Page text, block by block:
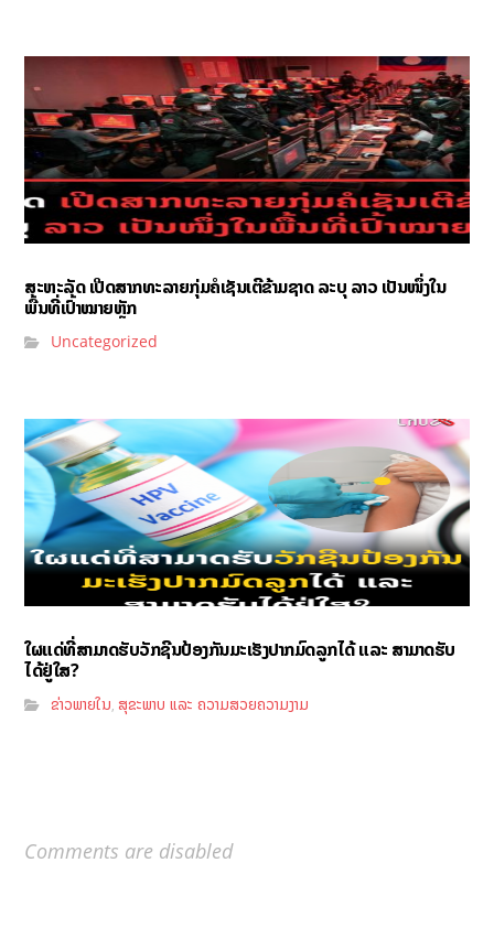
ສະຫະລັດ ເປີດສາກທະລາຍກຸ່ມຄໍເຊັນເຕີຂ້າມຊາດ ລະບຸ ລາວ ເປັນໜຶ່ງໃນ
ພື້ນທີ່ເປົ້າໝາຍຫຼັກ
Uncategorized
ໃຜແດ່ທີ່ສາມາດຮັບວັກຊີນປ້ອງກັນມະເຮັງປາກມົດລູກໄດ້ ແລະ ສາມາດຮັບ
ໄດ້ຢູ່ໃສ?
ຂ່າວພາຍໃນ,ສຸຂະພາບ ແລະ ຄວາມສວຍຄວາມງາມ
Comments are disabled